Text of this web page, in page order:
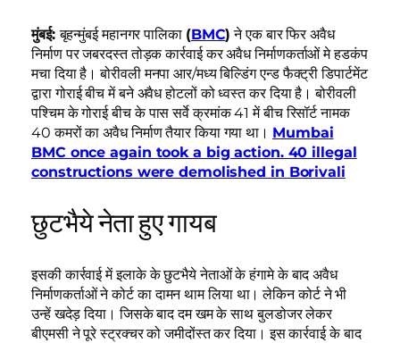
मुंबई:बृहन्मुंबई महानगर पालिका (BMC) ने एक बार फिर अवैध
निर्माण पर जबरदस्त तोड़क कार्रवाई कर अवैध निर्माणकर्ताओं मे हडकंप
मचा दिया है। बोरीवली मनपा आर/मध्य बिल्डिंग एन्ड फैक्ट्री डिपार्टमेंट
द्वारा गोराई बीच में बने अवैध होटलों को ध्वस्त कर दिया है। बोरीवली
पश्चिम के गोराई बीच के पास सर्वे क्रमांक 41 में बीच रिसॉर्ट नामक
40 कमरों का अवैध निर्माण तैयार किया गया था। Mumbai
BMC once again took a big action. 40 illegal
constructions were demolished in Borivali
छुटभैये नेता हुए गायब
इसकी कार्रवाई में इलाके के छुटभैये नेताओं के हंगामे के बाद अवैध
निर्माणकर्ताओं ने कोर्ट का दामन थाम लिया था। लेकिन कोर्ट ने भी
उन्हें खदेड़ दिया। जिसके बाद दम खम के साथ बुलडोजर लेकर
बीएमसी ने पूरे स्ट्रक्चर को जमीदोंस्त कर दिया। इस कार्रवाई के बाद